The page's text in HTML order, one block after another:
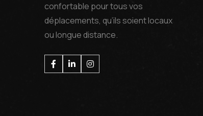
confortable pour tous vos
déplacements, qu’ils soient locaux
ou longue distance.
Facebook
LinkedinInstagram